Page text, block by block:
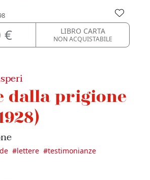
€ LIBRO CARTA
NON ACQUISTABILE
dalla prigione
#lettere #testimonianze